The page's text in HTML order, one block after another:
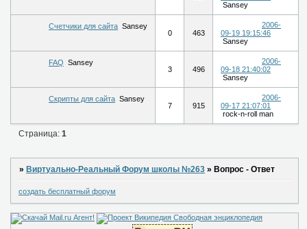
Sansey
Счетчики для сайта Sansey
0
463
2006-
09-19 19:15:46
Sansey
FAQ Sansey
3
496
2006-
09-18 21:40:02
Sansey
Скрипты для сайта Sansey
7
915
2006-
09-17 21:07:01
rock-n-roll man
Страница:1
» Виртуально-Реальный Форум школы №263 » Вопрос - Ответ
создать бесплатный форум